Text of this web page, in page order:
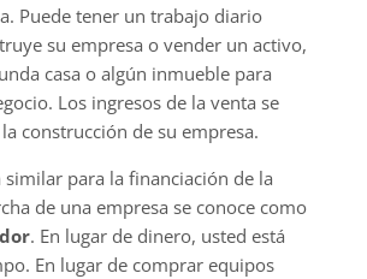
Puede tener un trabajo diario
su empresa o vender un activo,
casa o algún inmueble para
Los ingresos de la venta se
construcción de su empresa.
similar para la financiación de la
de una empresa se conoce como
. En lugar de dinero, usted está
En lugar de comprar equipos